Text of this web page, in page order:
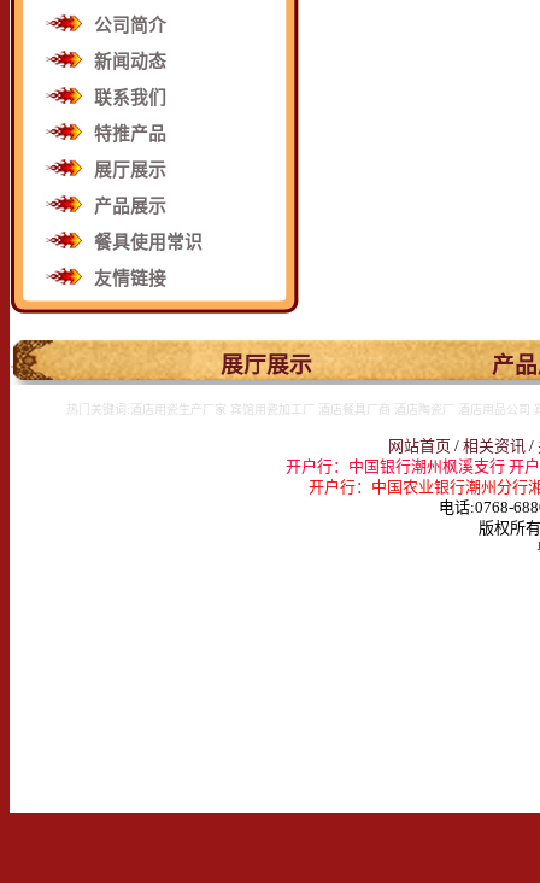
公司简介
新闻动态
联系我们
特推产品
展厅展示
产品展示
餐具使用常识
友情链接
. 展厅展示 产
热门关键词:酒店用瓷生产厂家 宾馆用瓷加工厂 酒店餐具厂商 酒店陶瓷厂 酒店用品公
网站首页/ 相关资讯/
开户行：中国银行潮州枫溪支行 开
开户行：中国农业银行潮州分行
电话:0768-
版权所